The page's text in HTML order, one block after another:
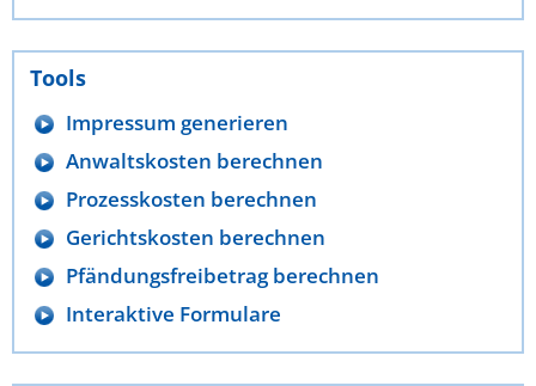
Tools
Impressum generieren
Anwaltskosten berechnen
Prozesskosten berechnen
Gerichtskosten berechnen
Pfändungsfreibetrag berechnen
Interaktive Formulare